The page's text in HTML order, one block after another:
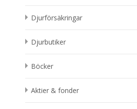
Djurförsäkringar
Djurbutiker
Böcker
Aktier & fonder